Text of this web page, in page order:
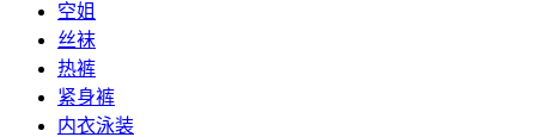
空姐
丝袜
热裤
紧身裤
内衣泳装